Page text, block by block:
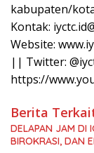
kabupaten/
Kontak:
Website:
|| Twitter:
https://
Berita
DELAPAN JAM DI
BIROKRASI, DAN